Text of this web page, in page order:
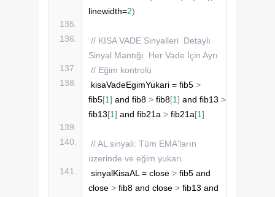
linewidth=2)
// KISA VADE Sinyalleri  Detaylı
Sinyal Mantığı  Her Vade İçin Ayrı
// Eğim kontrolü
kisaVadeEgimYukari = fib5 >
fib5[1] and fib8 > fib8[1] and fib13 >
fib13[1] and fib21a > fib21a[1]
// AL sinyali: Tüm EMA'ların
üzerinde ve eğim yukarı
sinyalKisaAL = close > fib5 and
close > fib8 and close > fib13 and